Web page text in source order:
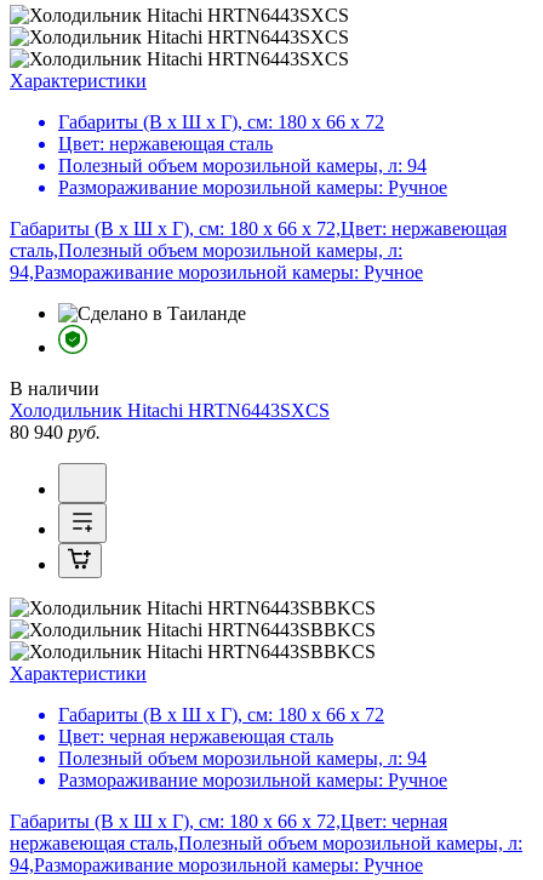
Характеристики
Габариты (В х Ш х Г), см: 180 х 66 х 72
Цвет: нержавеющая сталь
Полезный объем морозильной камеры, л: 94
Размораживание морозильной камеры: Ручное
Габариты (В х Ш х Г), см: 180 х 66 х 72,Цвет: нержавеющая
сталь,Полезный объем морозильной камеры, л:
94,Размораживание морозильной камеры: Ручное
В наличии
Холодильник Hitachi HRTN6443SXCS
80 940 руб.
Характеристики
Габариты (В х Ш х Г), см: 180 х 66 х 72
Цвет: черная нержавеющая сталь
Полезный объем морозильной камеры, л: 94
Размораживание морозильной камеры: Ручное
Габариты (В х Ш х Г), см: 180 х 66 х 72,Цвет: черная
нержавеющая сталь,Полезный объем морозильной камеры, л:
94,Размораживание морозильной камеры: Ручное